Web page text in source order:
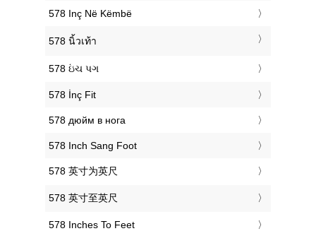
‎578 Inç Në Këmbë
‎578 นิ้วเท้า
‎578 ઇંચ પગ
‎578 İnç Fit
‎578 дюйм в нога
‎578 Inch Sang Foot
‎578 英寸为英尺
‎578 英寸至英尺
‎578 Inches To Feet